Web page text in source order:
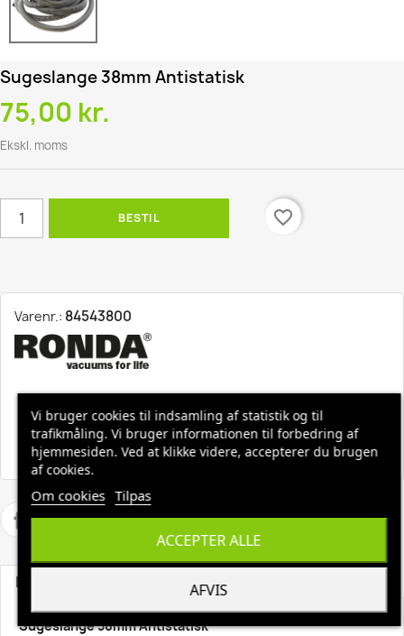
Sugeslange 38mm Antistatisk
75,00 kr.
Ekskl. moms
BESTIL favorite_border
Varenr.: 84543800
Fri fragt ved køb over 1500,-
Beskrivelse Produktoplysninger
Sugeslange 38mm Antistatisk
Vi bruger cookies til indsamling af statistik og til
trafikmåling. Vi bruger informationen til forbedring af
hjemmesiden. Ved at klikke videre, accepterer du brugen
af cookies.
Om cookies Tilpas
AFVIS
ACCEPTER ALLE